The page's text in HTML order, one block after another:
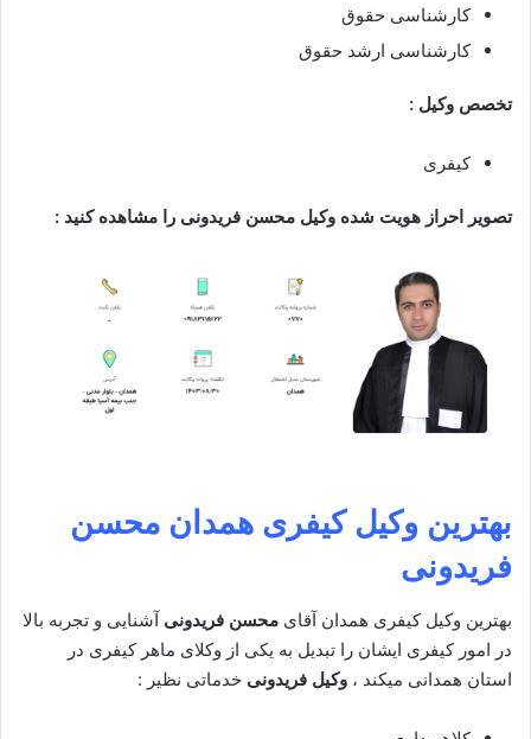
کارشناسی حقوق
کارشناسی ارشد حقوق
تخصص وکیل :
کیفری
تصویر احراز هویت شده وکیل محسن فریدونی را مشاهده کنید :
بهترین وکیل کیفری همدان محسن
فریدونی
بهترین وکیل کیفری همدان آقای محسن فریدونی آشنایی و تجربه بالا
در امور کیفری ایشان را تبدیل به یکی از وکلای ماهر کیفری در
استان همدانی میکند ، وکیل فریدونی خدماتی نظیر :